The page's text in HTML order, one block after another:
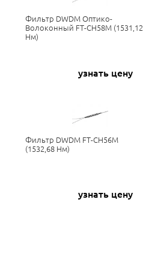
Фильтр DWDM Оптико-
Волоконный FT-CH58M (1531,12
Нм)
узнать цену
Фильтр DWDM FT-CH56M
(1532,68 Нм)
узнать цену